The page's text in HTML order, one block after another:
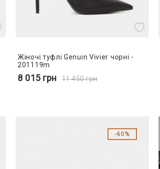
Жіночі туфлі Genuin Vivier чорні -
201119m
8 015 грн 11 450грн
60%